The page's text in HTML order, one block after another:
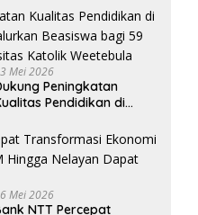
Ekonomi Rakyat
Mei 2026
Peningkatan
Pendidikan di
bagi 59
Universitas
Weetebula
Mei 2026
NTT Percepat